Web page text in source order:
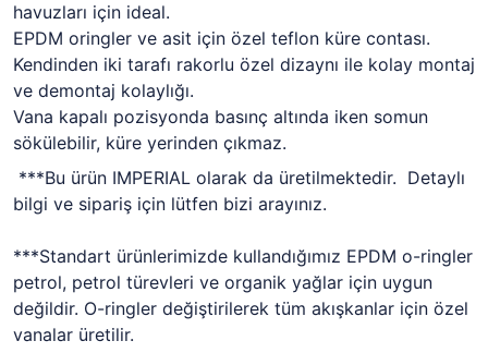
havuzları için ideal.
EPDM oringler ve asit için özel teflon küre contası.
Kendinden iki tarafı rakorlu özel dizaynı ile kolay montaj
ve demontaj kolaylığı.
Vana kapalı pozisyonda basınç altında iken somun
sökülebilir, küre yerinden çıkmaz.
***Bu ürün IMPERIAL olarak da üretilmektedir. Detaylı
bilgi ve sipariş için lütfen bizi arayınız.
***Standart ürünlerimizde kullandığımız EPDM o-ringler
petrol, petrol türevleri ve organik yağlar için uygun
değildir. O-ringler değiştirilerek tüm akışkanlar için özel
vanalar üretilir.